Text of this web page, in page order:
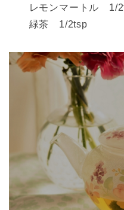
レモンマートル 1/
緑茶 1/2tsp